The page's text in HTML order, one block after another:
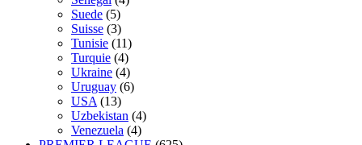
Suede (5)
Suisse (3)
Tunisie (11)
Turquie (4)
Ukraine (4)
Uruguay (6)
USA (13)
Uzbekistan (4)
Venezuela (4)